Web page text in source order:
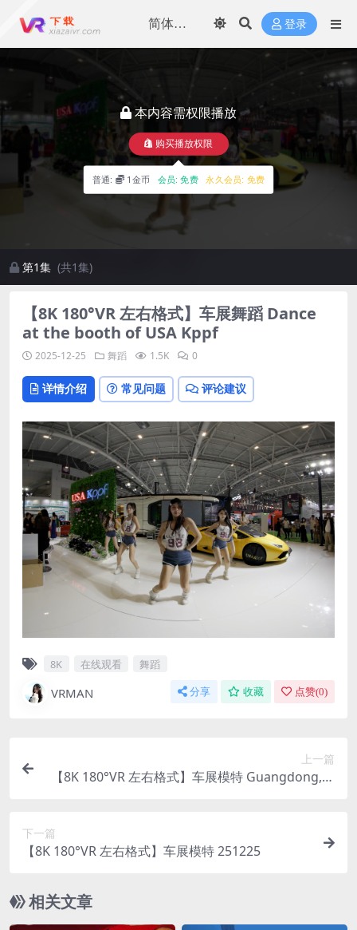
登录
本内容需权限播放
购买播放权限
普通: 1金币 会员:免费 永久会员: 免费
第1集 (共1集)
【8K 180°VR 左右格式】车展舞蹈 Dance
at the booth of USA Kppf
2025-12-25 舞蹈 1.5K 0
详情介绍 常见问题 评论建议
8K 在线观看 舞蹈
VRMAN 分享 收藏 点赞(0)
上一篇
【8K 180°VR 左右格式】车展模特 Guangdong, H
下一篇
【8K 180°VR 左右格式】车展模特 251225
相关文章